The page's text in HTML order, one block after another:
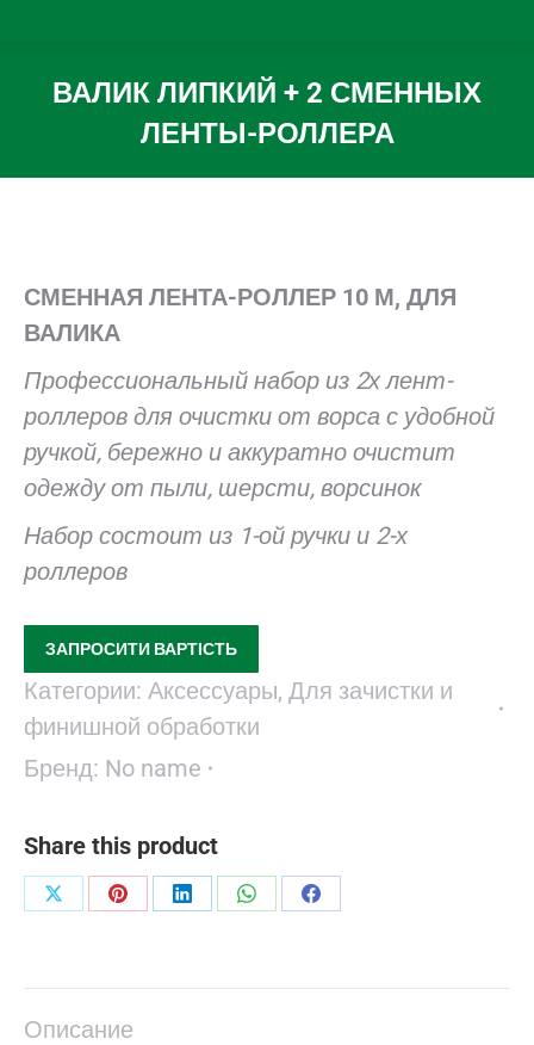
ВАЛИК ЛИПКИЙ + 2 СМЕННЫХ
ЛЕНТЫ-РОЛЛЕРА
Вы здесь:
СМЕННАЯ ЛЕНТА-РОЛЛЕР 10 М, ДЛЯ
ВАЛИКА
Профессиональный набор из 2х лент-
роллеров для очистки от ворса с удобной
ручкой, бережно и аккуратно очистит
одежду от пыли, шерсти, ворсинок
Набор состоит из 1-ой ручки и 2-х
роллеров
ЗАПРОСИТИ ВАРТІСТЬ
Категории: Аксессуары, Для зачистки и
финишной обработки
Бренд: No name
Share this product
ПоделитьсяПоделитьсяПоделитьсяПоделитьсяПоделиться
Описание